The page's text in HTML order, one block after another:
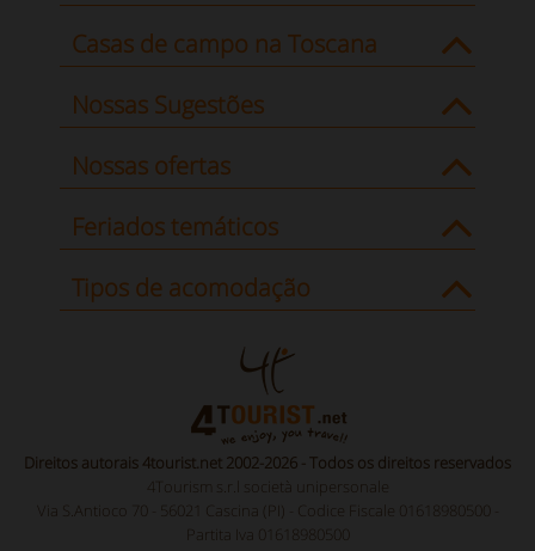
Casas de campo na Toscana
Nossas Sugestões
Nossas ofertas
Feriados temáticos
Tipos de acomodação
Direitos autorais 4tourist.net 2002-2026 - Todos os direitos reservados
4Tourism s.r.l società unipersonale
Via S.Antioco 70 - 56021 Cascina (PI) - Codice Fiscale 01618980500 -
Partita Iva 01618980500